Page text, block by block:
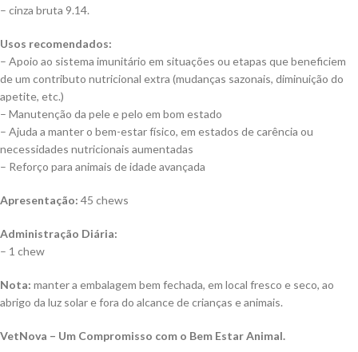
– cinza bruta 9.14.
Usos recomendados:
– Apoio ao sistema imunitário em situações ou etapas que beneficiem
de um contributo nutricional extra (mudanças sazonais, diminuição do
apetite, etc.)
– Manutenção da pele e pelo em bom estado
– Ajuda a manter o bem-estar físico, em estados de carência ou
necessidades nutricionais aumentadas
– Reforço para animais de idade avançada
Apresentação: 45 chews
Administração Diária:
– 1 chew
Nota: manter a embalagem bem fechada, em local fresco e seco, ao
abrigo da luz solar e fora do alcance de crianças e animais.
VetNova – Um Compromisso com o Bem Estar Animal.